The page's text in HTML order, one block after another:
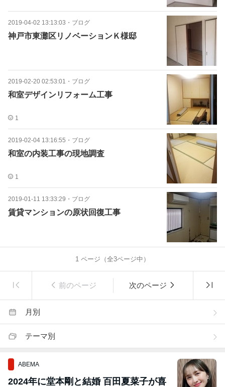
2019-04-02 13:13:03 ・ ブログ
神戸市東灘区リノベーションＫ様邸
2019-02-20 02:53:01 ・ ブログ
和室デザインリフォーム工事
1
2019-02-04 13:16:55 ・ ブログ
和室の内装工事の現地調査
1
2019-01-11 13:33:29 ・ ブログ
賃貸マンションの原状回復工事
1 ページ（全3ページ中）
前のページ 次のページ
月別
テーマ別
ABEMA
2024年に堂本剛と結婚 百田夏菜子が喜